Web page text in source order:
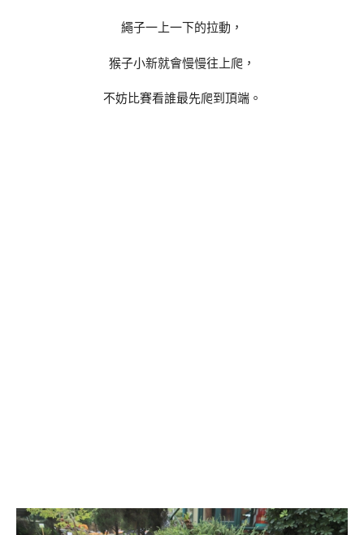
繩子一上一下的拉動，
猴子小新就會慢慢往上爬，
不妨比賽看誰最先爬到頂端。